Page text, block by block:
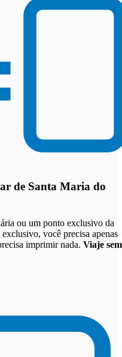
de Santa Maria do
ou um ponto exclusivo da
você precisa apenas
imprimir nada. Viaje sem